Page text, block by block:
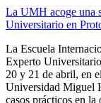
La UMH acoge una
Universitario en
La Escuela
Experto
20 y 21 de abril, en
Universidad Miguel
casos prácticos en